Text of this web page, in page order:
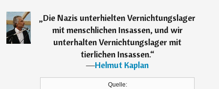
„Die Nazis unterhielten Vernichtungslager
mit menschlichen Insassen, und wir
unterhalten Vernichtungslager mit
tierlichen Insassen.“
―Helmut Kaplan
Quelle: